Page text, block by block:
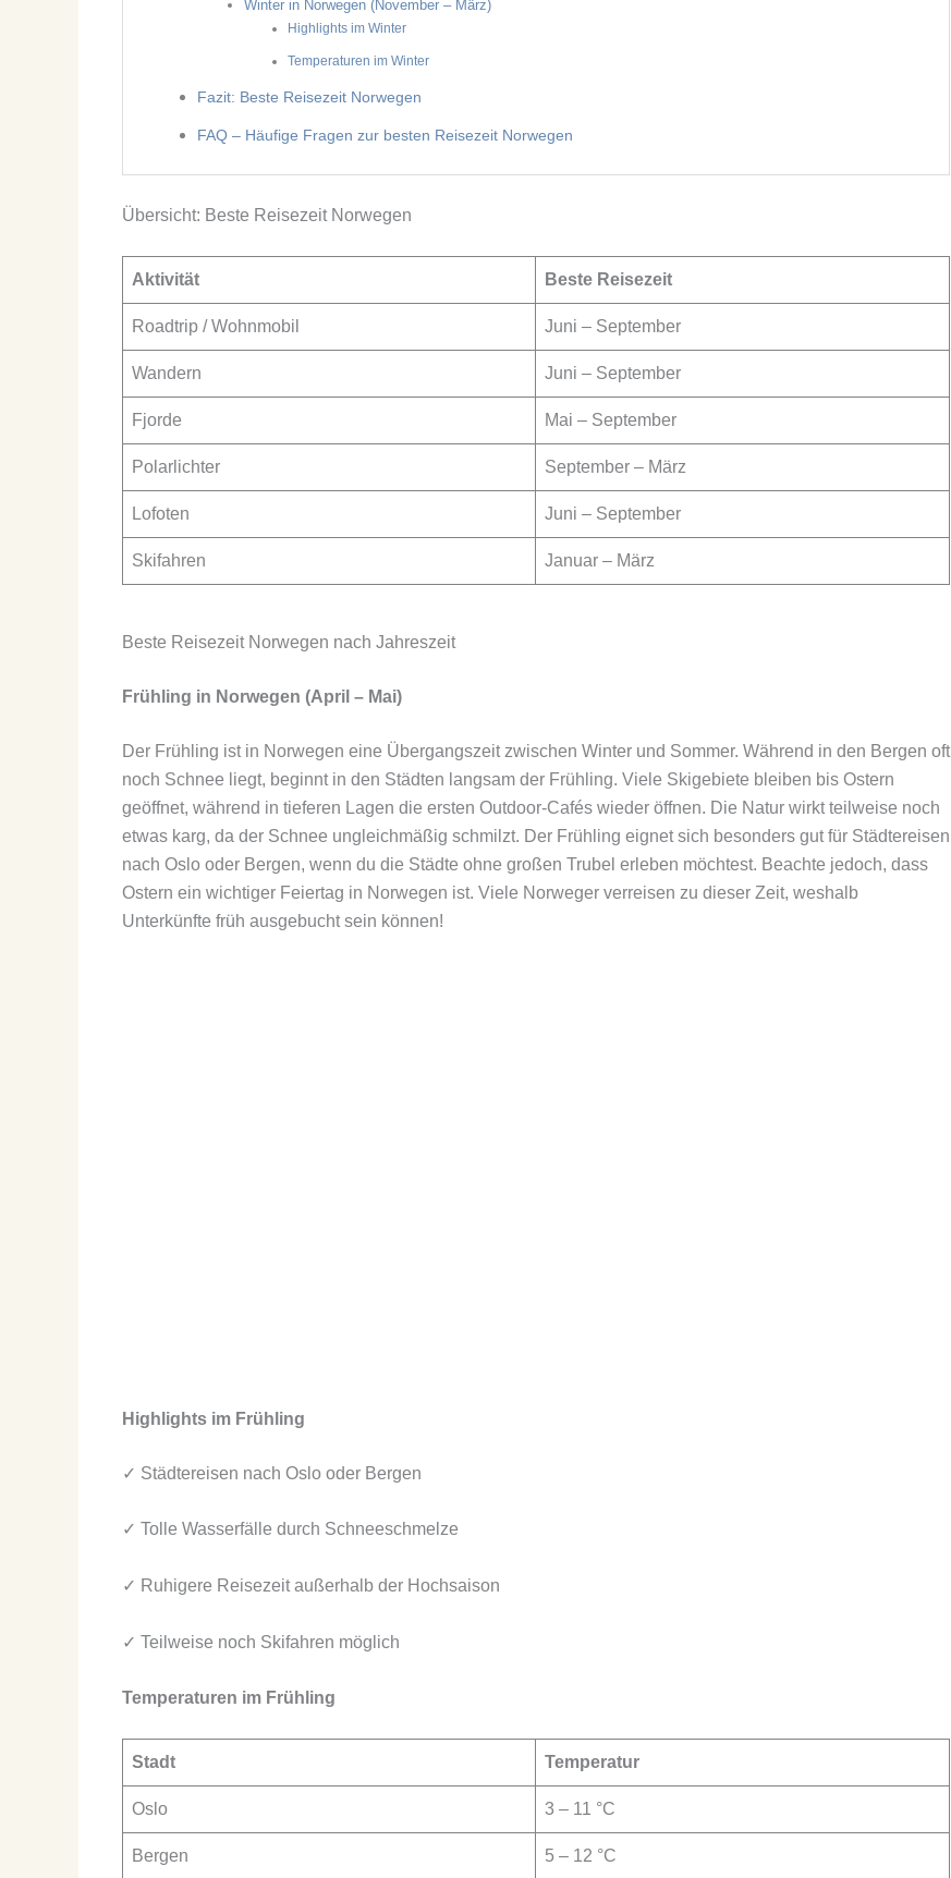
Winter in Norwegen (November – März)
Highlights im Winter
Temperaturen im Winter
Fazit: Beste Reisezeit Norwegen
FAQ – Häufige Fragen zur besten Reisezeit Norwegen
Übersicht: Beste Reisezeit Norwegen
Aktivität Beste Reisezeit
Roadtrip / Wohnmobil Juni – September
Wandern Juni – September
Fjorde Mai – September
Polarlichter September – März
Lofoten Juni – September
Skifahren Januar – März
Beste Reisezeit Norwegen nach Jahreszeit
Frühling in Norwegen (April – Mai)
Der Frühling ist in Norwegen eine Übergangszeit zwischen Winter und Sommer. Während in den Bergen oft
noch Schnee liegt, beginnt in den Städten langsam der Frühling. Viele Skigebiete bleiben bis Ostern
geöffnet, während in tieferen Lagen die ersten Outdoor-Cafés wieder öffnen. Die Natur wirkt teilweise noch
etwas karg, da der Schnee ungleichmäßig schmilzt. Der Frühling eignet sich besonders gut für Städtereisen
nach Oslo oder Bergen, wenn du die Städte ohne großen Trubel erleben möchtest. Beachte jedoch, dass
Ostern ein wichtiger Feiertag in Norwegen ist. Viele Norweger verreisen zu dieser Zeit, weshalb
Unterkünfte früh ausgebucht sein können!
Highlights im Frühling
✓ Städtereisen nach Oslo oder Bergen
✓ Tolle Wasserfälle durch Schneeschmelze
✓ Ruhigere Reisezeit außerhalb der Hochsaison
✓ Teilweise noch Skifahren möglich
Temperaturen im Frühling
Stadt Temperatur
Oslo 3 – 11 °C
Bergen 5 – 12 °C